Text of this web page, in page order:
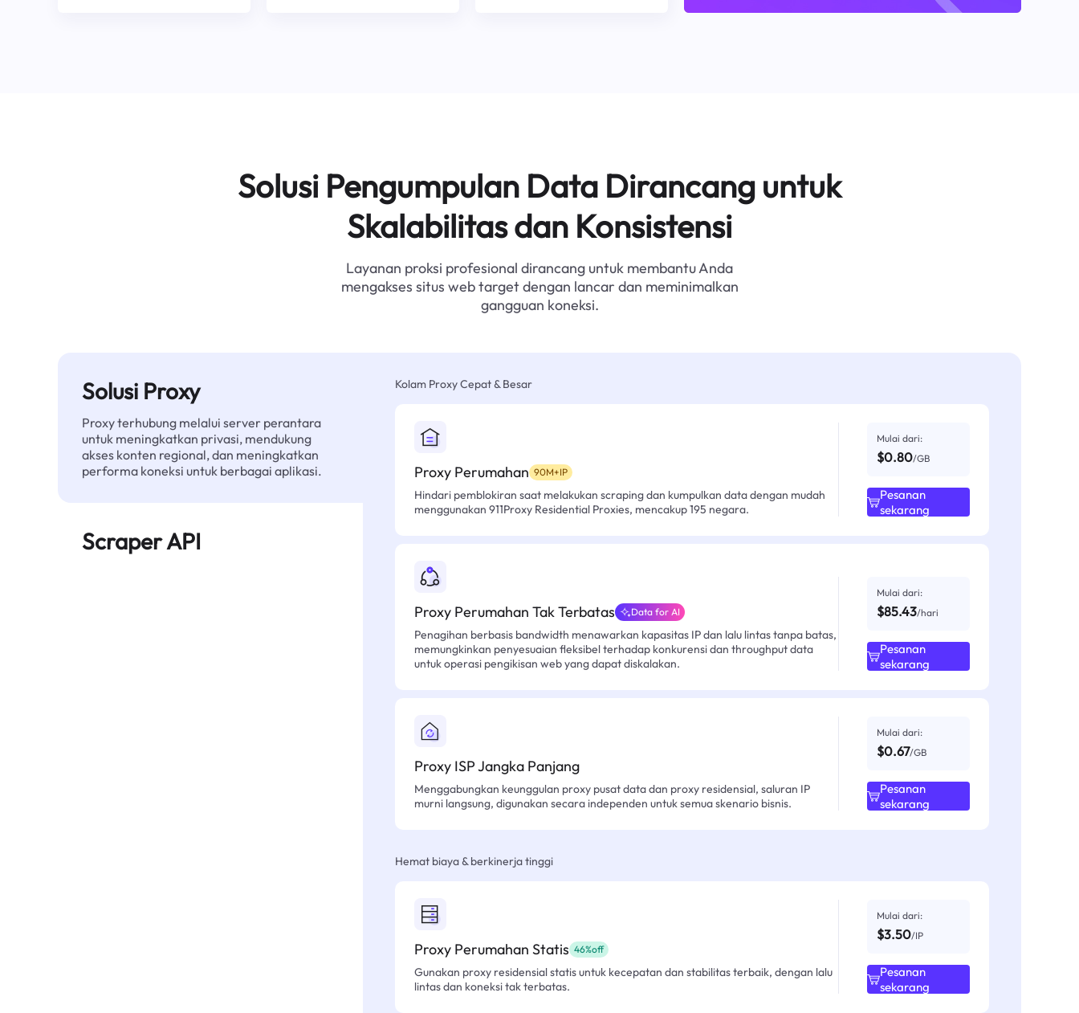
Solusi Pengumpulan Data Dirancang untuk
Skalabilitas dan Konsistensi
Layanan proksi profesional dirancang untuk membantu Anda
mengakses situs web target dengan lancar dan meminimalkan
gangguan koneksi.
Solusi Proxy
Proxy terhubung melalui server perantara
untuk meningkatkan privasi, mendukung
akses konten regional, dan meningkatkan
performa koneksi untuk berbagai aplikasi.
Scraper API
Kolam Proxy Cepat & Besar
Proxy Perumahan 90M+IP
Hindari pemblokiran saat melakukan scraping dan kumpulkan data dengan mudah
menggunakan 911Proxy Residential Proxies, mencakup 195 negara.
Mulai dari:
$0.80/GB
Pesanan
sekarang
Proxy Perumahan Tak Terbatas Data for AI
Penagihan berbasis bandwidth menawarkan kapasitas IP dan lalu lintas tanpa batas,
memungkinkan penyesuaian fleksibel terhadap konkurensi dan throughput data
untuk operasi pengikisan web yang dapat diskalakan.
Mulai dari:
$85.43/hari
Pesanan
sekarang
Proxy ISP Jangka Panjang
Menggabungkan keunggulan proxy pusat data dan proxy residensial, saluran IP
murni langsung, digunakan secara independen untuk semua skenario bisnis.
Mulai dari:
$0.67/GB
Pesanan
sekarang
Hemat biaya & berkinerja tinggi
Proxy Perumahan Statis 46%off
Gunakan proxy residensial statis untuk kecepatan dan stabilitas terbaik, dengan lalu
lintas dan koneksi tak terbatas.
Mulai dari:
$3.50/IP
Pesanan
sekarang